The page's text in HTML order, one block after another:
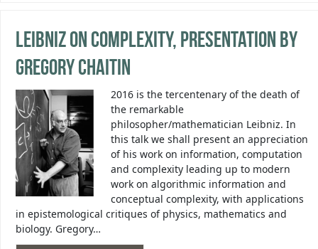
Leibniz on Complexity, presentation by
Gregory Chaitin
2016 is the tercentenary of the death of
the remarkable
philosopher/mathematician Leibniz. In
this talk we shall present an appreciation
of his work on information, computation
and complexity leading up to modern
work on algorithmic information and
conceptual complexity, with applications
in epistemological critiques of physics, mathematics and
biology. Gregory…